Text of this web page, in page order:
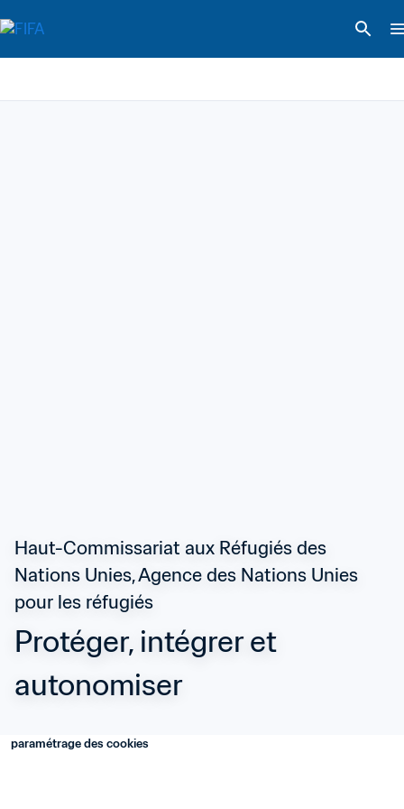
Haut-Commissariat aux Réfugiés des
Nations Unies, Agence des Nations Unies
pour les réfugiés
Protéger, intégrer et
autonomiser
paramétrage des cookies